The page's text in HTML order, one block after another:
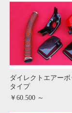
ダイレクトエアーボ
タイプ
￥60.500 ～